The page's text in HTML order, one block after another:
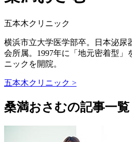
五本木クリニック
横浜市立大学医学部卒。日本泌尿
会所属。1997年に「地元密着型」
ニックを開院。
五本木クリニック >
桑満おさむの記事一覧